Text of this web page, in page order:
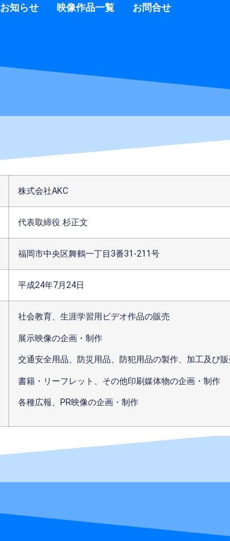
お知らせ 映像作品一覧 お問合せ
株式会社AKC
代表取締役 杉正文
福岡市中央区舞鶴一丁目3番31-211号
平成24年7月24日
社会教育、生涯学習用ビデオ作品の販売
展示映像の企画・制作
交通安全用品、防災用品、防犯用品の製作、加工及び
書籍・リーフレット、その他印刷媒体物の企画・制作
各種広報、PR映像の企画・制作